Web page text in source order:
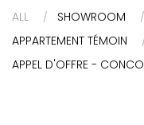
ALL SHOWROOM
APPARTEMENT TÉMOIN
APPEL D'OFFRE -